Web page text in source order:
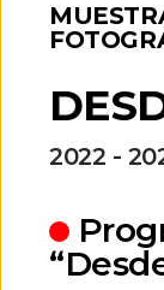
2022 -